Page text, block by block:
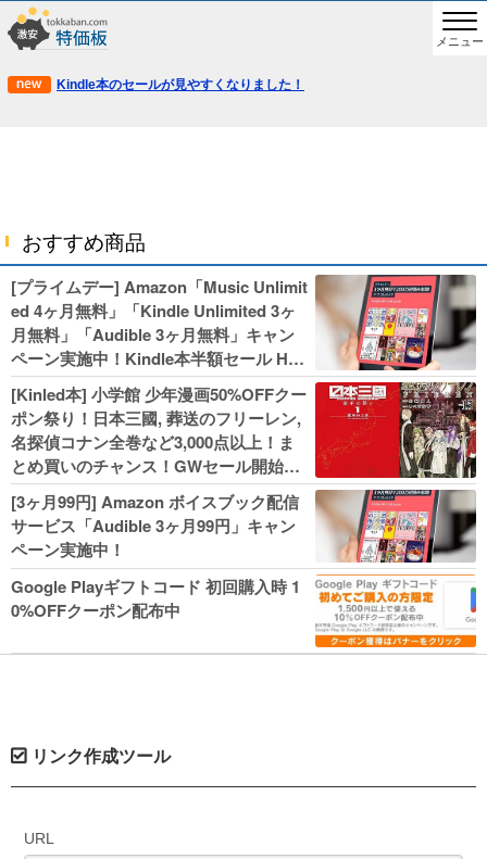
メニュー
Kindle本のセールが見やすくなりました！
おすすめ商品
[プライムデー] Amazon「Music Unlimit
ed 4ヶ月無料」「Kindle Unlimited 3ヶ
月無料」「Audible 3ヶ月無料」キャン
ペーン実施中！Kindle本半額セール HU
NTER×HUNTERなど集英社、無職転生,
幼女戦記などKADOKAWA、キャプテン
翼100円セールも！
[Kinled本] 小学館 少年漫画50%OFFクー
ポン祭り！日本三國, 葬送のフリーレン,
名探偵コナン全巻など3,000点以上！ま
とめ買いのチャンス！GWセール開始！
人気コミック多数 カドカワ祭やIT関連本
がセールに！
[3ヶ月99円] Amazon ボイスブック配信
サービス「Audible 3ヶ月99円」キャン
ペーン実施中！
Google Playギフトコード 初回購入時 1
0%OFFクーポン配布中
リンク作成ツール
URL